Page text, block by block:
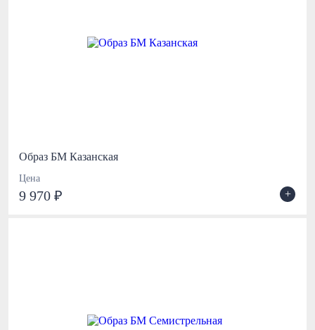
Образ БМ Казанская
Цена
9 970 ₽ +